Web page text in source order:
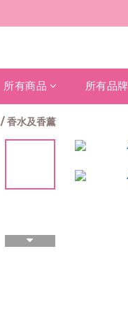
所有商品 所有品牌
/香水及香薰